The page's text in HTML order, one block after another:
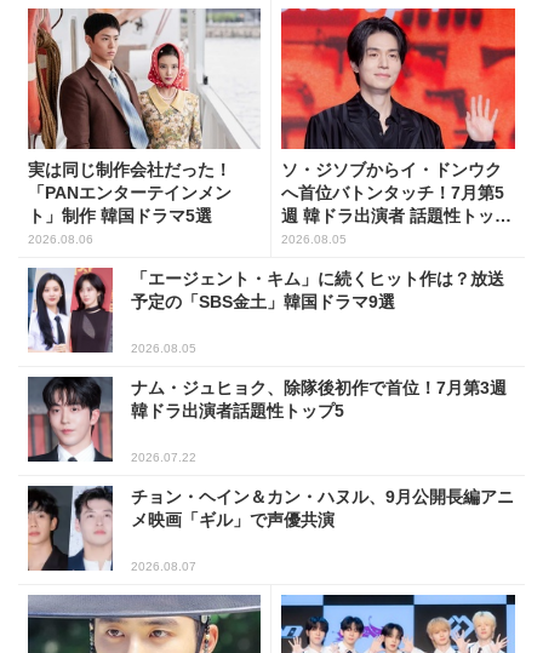
実は同じ制作会社だった！
「PANエンターテインメン
ト」制作 韓国ドラマ5選
2026.08.06
ソ・ジソブからイ・ドンウク
へ首位バトンタッチ！7月第5
週 韓ドラ出演者 話題性トップ
5
2026.08.05
「エージェント・キム」に続くヒット作は？放送
予定の「SBS金土」韓国ドラマ9選
2026.08.05
ナム・ジュヒョク、除隊後初作で首位！7月第3週
韓ドラ出演者話題性トップ5
2026.07.22
チョン・ヘイン＆カン・ハヌル、9月公開長編アニ
メ映画「ギル」で声優共演
2026.08.07